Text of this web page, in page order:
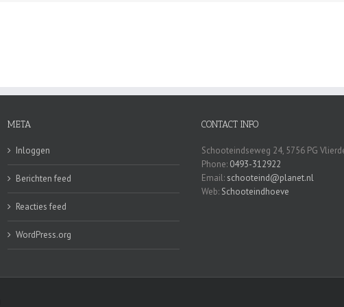
META
Inloggen
Berichten feed
Reacties feed
WordPress.org
CONTACT INFO
Schooteindseweg 24, 5756 PG
Phone: 0493-312922
Email: schooteind@planet.nl
Web: Schooteindhoeve